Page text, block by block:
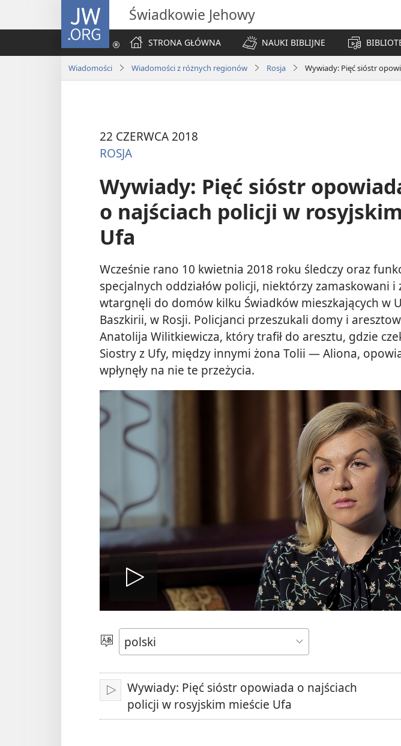
JW.ORG Świadkowie Jehowy
STRONA GŁÓWNA
NAUKI BIBLIJNE
Wiadomości Wiadomości z różnych regionów Rosja Wywiady: Pięć sióstr
22 CZERWCA 2018
ROSJA
Wywiady: Pięć sióstr
o najściach policji w
Ufa
Wcześnie rano 10 kwietnia 2018 roku śledczy oraz
specjalnych oddziałów policji, niektórzy zamaskowani i
wtargnęli do domów kilku Świadków mieszkających w
Baszkirii, w Rosji. Policjanci przeszukali domy i
Anatolija Wilitkiewicza, który trafił do aresztu, gdzie
Siostry z Ufy, między innymi żona Tolii — Aliona,
wpłynęły na nie te przeżycia.
Odtwórz
wideo
Wybierz
język
Odtwarzaj
Wywiady: Pięć sióstr opowiada o najściach
policji w rosyjskim mieście Ufa